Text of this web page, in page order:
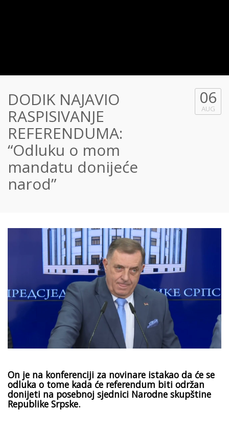
DODIK NAJAVIO
RASPISIVANJE
REFERENDUMA:
“Odluku o mom
mandatu donijeće
narod”
06
AUG
On je na konferenciji za novinare istakao da će se
odluka o tome kada će referendum biti održan
donijeti na posebnoj sjednici Narodne skupštine
Republike Srpske.